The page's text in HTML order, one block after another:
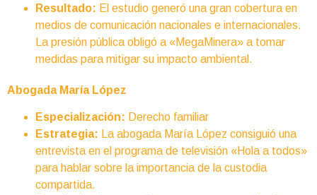
Resultado: El estudio generó una gran cobertura en
medios de comunicación nacionales e internacionales.
La presión pública obligó a «MegaMinera» a tomar
medidas para mitigar su impacto ambiental.
Abogada María López
Especialización: Derecho familiar
Estrategia:
La abogada María López consiguió una
entrevista en el programa de televisión «Hola a todos»
para hablar sobre la importancia de la custodia
compartida.